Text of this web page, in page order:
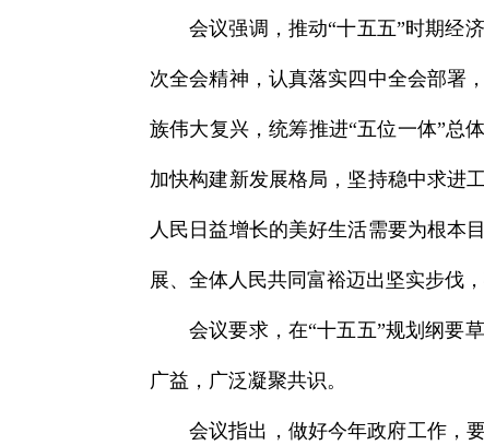
会议强调，推动“十五五”时期经
次全会精神，认真落实四中全会部署
族伟大复兴，统筹推进“五位一体”总
加快构建新发展格局，坚持稳中求进
人民日益增长的美好生活需要为根本
展、全体人民共同富裕迈出坚实步伐
会议要求，在“十五五”规划纲要
广益，广泛凝聚共识。
会议指出，做好今年政府工作，